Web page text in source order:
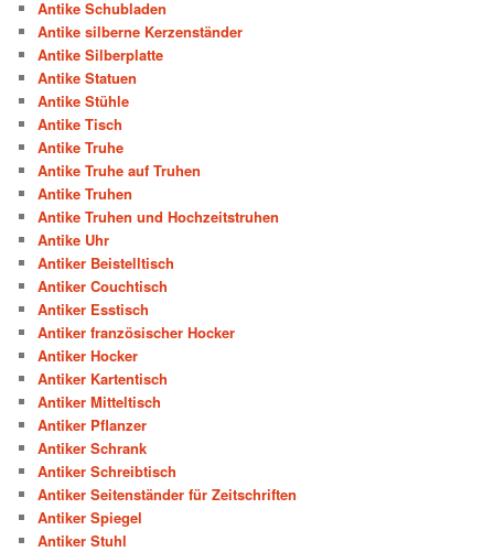
Antike Schubladen
Antike silberne Kerzenständer
Antike Silberplatte
Antike Statuen
Antike Stühle
Antike Tisch
Antike Truhe
Antike Truhe auf Truhen
Antike Truhen
Antike Truhen und Hochzeitstruhen
Antike Uhr
Antiker Beistelltisch
Antiker Couchtisch
Antiker Esstisch
Antiker französischer Hocker
Antiker Hocker
Antiker Kartentisch
Antiker Mitteltisch
Antiker Pflanzer
Antiker Schrank
Antiker Schreibtisch
Antiker Seitenständer für Zeitschriften
Antiker Spiegel
Antiker Stuhl